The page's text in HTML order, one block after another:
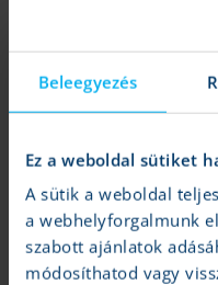
Beleegyezés
Ez a weboldal sütiket
A sütik a weboldal
a webhelyforgalmunk
szabott ajánlatok
módosíthatod vagy
Netflix: Erős
jövőt illetően
Krahling András Jakub